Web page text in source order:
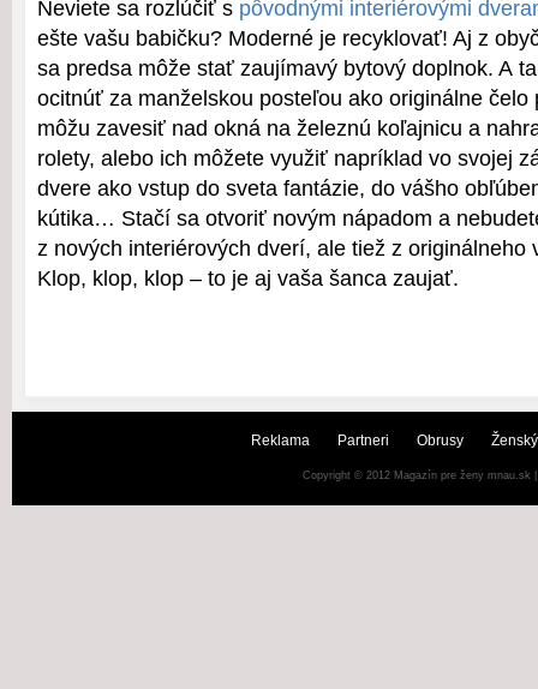
Neviete sa rozlúčiť s pôvodnými interiérovými
ešte vašu babičku? Moderné je recyklovať! Aj z
sa predsa môže stať zaujímavý bytový doplnok. A
ocitnúť za manželskou posteľou ako originálne čelo
môžu zavesiť nad okná na železnú koľajnicu a
rolety, alebo ich môžete využiť napríklad vo svojej
dvere ako vstup do sveta fantázie, do vášho
kútika… Stačí sa otvoriť novým nápadom a
z nových interiérových dverí, ale tiež z originálneho
Klop, klop, klop – to je aj vaša šanca zaujať.
Reklama Partneri Obrusy
Copyright © 2012 Magazín pre ženy mnau.sk